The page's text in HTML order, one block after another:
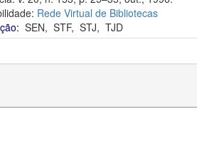
Rede Virtual de Bibliotecas
SEN, STF, STJ, TJD